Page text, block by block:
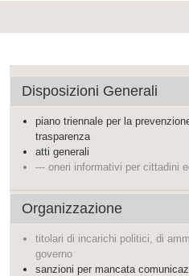
Disposizioni Generali
piano triennale per la
trasparenza
atti generali
--- oneri informativi per cittadini
Organizzazione
titolari di incarichi politici, di
governo
sanzioni per mancata